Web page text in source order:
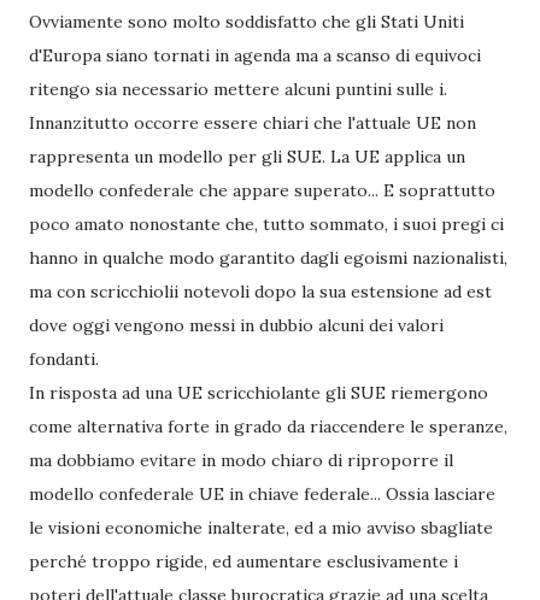
Ovviamente sono molto soddisfatto che gli Stati Uniti
d'Europa siano tornati in agenda ma a scanso di equivoci
ritengo sia necessario mettere alcuni puntini sulle i.
Innanzitutto occorre essere chiari che l'attuale UE non
rappresenta un modello per gli SUE. La UE applica un
modello confederale che appare superato... E soprattutto
poco amato nonostante che, tutto sommato, i suoi pregi ci
hanno in qualche modo garantito dagli egoismi nazionalisti,
ma con scricchiolii notevoli dopo la sua estensione ad est
dove oggi vengono messi in dubbio alcuni dei valori
fondanti.
In risposta ad una UE scricchiolante gli SUE riemergono
come alternativa forte in grado da riaccendere le speranze,
ma dobbiamo evitare in modo chiaro di riproporre il
modello confederale UE in chiave federale... Ossia lasciare
le visioni economiche inalterate, ed a mio avviso sbagliate
perché troppo rigide, ed aumentare esclusivamente i
poteri dell'attuale classe burocratica grazie ad una scelta